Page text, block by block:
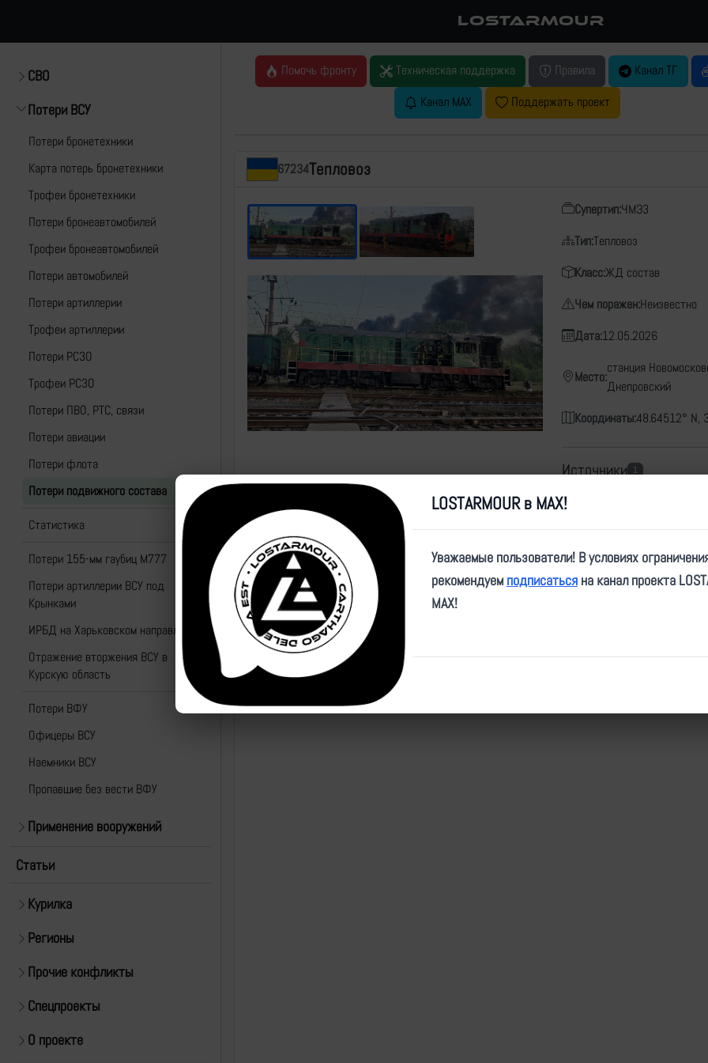
LOSTARMOUR
СВО
Потери ВСУ
Потери бронетехники
Карта потерь бронетехники
Трофеи бронетехники
Потери бронеавтомобилей
Трофеи бронеавтомобилей
Потери автомобилей
Потери артиллерии
Трофеи артиллерии
Потери РСЗО
Трофеи РСЗО
Потери ПВО, РТС, связи
Потери авиации
Потери флота
Потери подвижного состава
Статистика
Потери 155-мм гаубиц M777
Потери артиллерии ВСУ под
Крынками
ИРБД на Харьковском направлении
Отражение вторжения ВСУ в
Курскую область
Потери ВФУ
Офицеры ВСУ
Наемники ВСУ
Пропавшие без вести ВФУ
Применение вооружений
Статьи
Курилка
Регионы
Прочие конфликты
Спецпроекты
О проекте
Помочь фронту Техническая поддержка Правила Канал ТГ
Канал MAX
Поддержать проект
67234Тепловоз
Супертип:ЧМЭ3
Тип:Тепловоз
Класс:ЖД состав
Чем поражен:Неизвестно
Дата:12.05.2026
Место:
станция
Днепровский
Координаты:48.64512° N,
Источники 1
Карта
LOSTARMOUR в MAX!
Уважаемые пользователи! В условиях
рекомендуем подписаться на канал проекта
MAX!